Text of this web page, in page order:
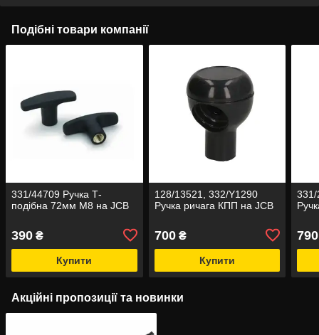
Подібні товари компанії
331/44709 Ручка Т-
подібна 72мм М8 на JCB
390 ₴
Купити
128/13521, 332/Y1290
Ручка ричага КПП на JCB
700₴
Купити
331/
790
Акційні пропозиції та новинки